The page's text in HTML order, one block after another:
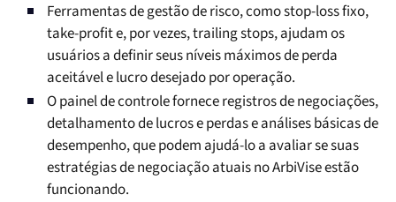
Ferramentas de gestão de risco, como stop-loss fixo,
take-profit e, por vezes, trailing stops, ajudam os
usuários a definir seus níveis máximos de perda
aceitável e lucro desejado por operação.
O painel de controle fornece registros de negociações,
detalhamento de lucros e perdas e análises básicas de
desempenho, que podem ajudá-lo a avaliar se suas
estratégias de negociação atuais no ArbiVise estão
funcionando.